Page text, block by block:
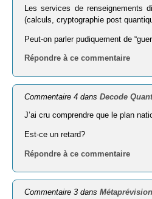
Les services de renseignements
(calculs, cryptographie post
Peut-on parler pudiquement de
Répondre à ce commentaire
Commentaire 4 dansDecode
J’ai cru comprendre que le plan
Est-ce un retard?
Répondre à ce commentaire
Commentaire 3 dans